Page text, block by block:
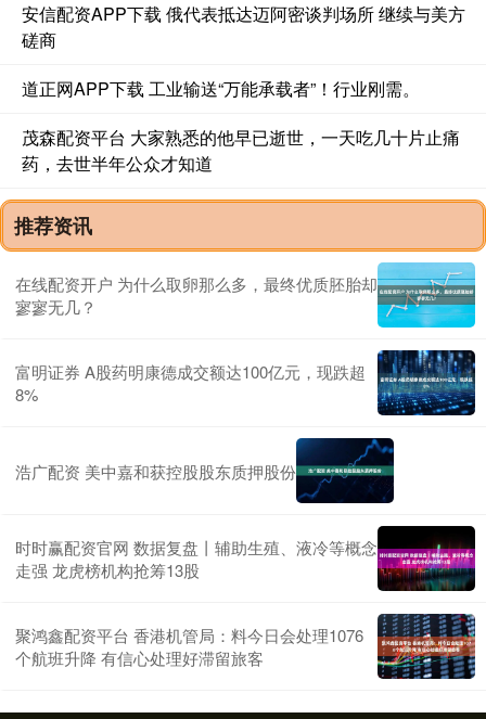
安信配资APP下载 俄代表抵达迈阿密谈判场所 继续与美方
磋商
道正网APP下载 工业输送“万能承载者”！行业刚需。
茂森配资平台 大家熟悉的他早已逝世，一天吃几十片止痛
药，去世半年公众才知道
推荐资讯
在线配资开户 为什么取卵那么多，最终优质胚胎却
寥寥无几？
富明证券 A股药明康德成交额达100亿元，现跌超
8%
浩广配资 美中嘉和获控股股东质押股份
时时赢配资官网 数据复盘丨辅助生殖、液冷等概念
走强 龙虎榜机构抢筹13股
聚鸿鑫配资平台 香港机管局：料今日会处理1076
个航班升降 有信心处理好滞留旅客